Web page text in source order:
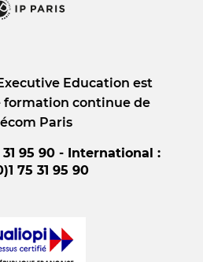
Education est
formation continue de
Paris
95 90 - International :
75 31 95 90